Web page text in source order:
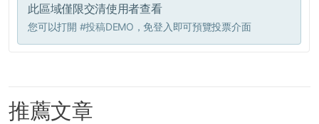
此區域僅限交清使用者查看
您可以打開 #投稿DEMO ，免登入即可預覽投票介面
推薦文章